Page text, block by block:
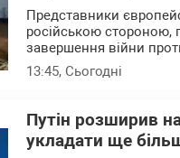
Представники
російською стороною,
завершення війни
13:45, Сьогодні
Путін розширив
укладати ще